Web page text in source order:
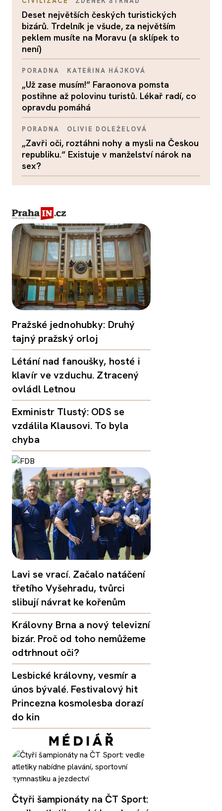
Deset největších českých turistických
bizárů. Trdelník je všude, za největším
peklem musíte na Moravu (a sklípek to
není)
PORADNA KATEŘINA HÁJKOVÁ
„Už zase musím!“ Faraonova pomsta
postihne až polovinu turistů. Lékař radí, co
opravdu pomáhá
PORADNA OLIVIE DOLEŽELOVÁ
„Zavři oči, roztáhni nohy a mysli na Českou
republiku.“ Existuje v manželství nárok na
sex?
Pražské jednohubky: Druhý
tajný pražský orloj
Létání nad fanoušky, hosté i
klavír ve vzduchu. Ztracený
ovládl Letnou
Exministr Tlustý: ODS se
vzdálila Klausovi. To byla
chyba
Lavi se vrací. Začalo natáčení
třetího Vyšehradu, tvůrci
slibují návrat ke kořenům
Královny Brna a nový televizní
bizár. Proč od toho nemůžeme
odtrhnout oči?
Lesbické královny, vesmír a
únos bývalé. Festivalový hit
Princezna kosmolesba dorazí
do kin
Čtyři šampionáty na ČT Sport: